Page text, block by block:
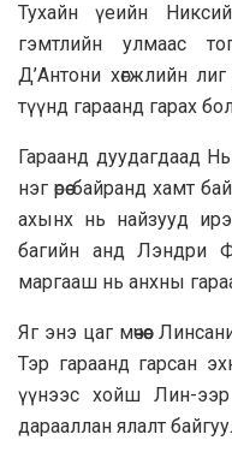
Тухайн үеийн
гэмтлийн улмаас
Д’Антони хөгжлийн
түүнд гараанд гарах
Гараанд дуудагдаад
нэг өрөө байранд хамт
ахынх нь найзууд
багийн анд Лэндри
маргааш нь анхны
Яг энэ цаг мөчөөс
Тэр гараанд гарсан
үүнээс хойш Лин-
дарааллан ялалт